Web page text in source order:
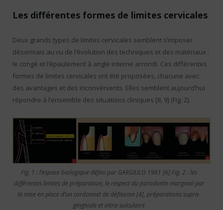
Les différentes formes de limites cervicales
Deux grands types de limites cervicales semblent s’imposer
désormais au vu de l’évolution des techniques et des matériaux :
le congé et l’épaulement à angle interne arrondi. Ces différentes
formes de limites cervicales ont été proposées, chacune avec
des avantages et des inconvénients. Elles semblent aujourd’hui
répondre à l’ensemble des situations cliniques [8, 9] (Fig. 2).
Fig. 1 : l’espace biologique défini par GARGIULO 1961 [6] Fig. 2 : les
différentes limites de préparation, le respect du parodonte marginal par
la mise en place d’un cordonnet de déflexion [4], préparations supra-
gingivale et intra-sulculaire